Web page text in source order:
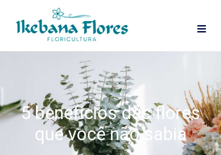
5 benefícios das flores
que você não sabia